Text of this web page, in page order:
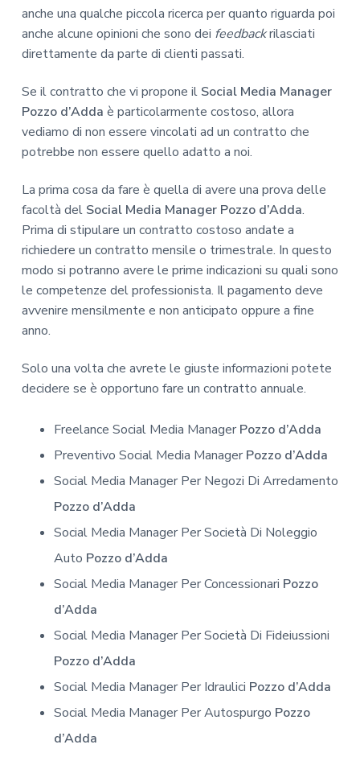
anche una qualche piccola ricerca per quanto riguarda poi
anche alcune opinioni che sono dei feedbackrilasciati
direttamente da parte di clienti passati.
Se il contratto che vi propone il Social Media Manager
Pozzo d’Adda è particolarmente costoso, allora
vediamo di non essere vincolati ad un contratto che
potrebbe non essere quello adatto a noi.
La prima cosa da fare è quella di avere una prova delle
facoltà del Social Media Manager Pozzo d’Adda.
Prima di stipulare un contratto costoso andate a
richiedere un contratto mensile o trimestrale. In questo
modo si potranno avere le prime indicazioni su quali sono
le competenze del professionista. Il pagamento deve
avvenire mensilmente e non anticipato oppure a fine
anno.
Solo una volta che avrete le giuste informazioni potete
decidere se è opportuno fare un contratto annuale.
Freelance Social Media Manager Pozzo d’Adda
Preventivo Social Media Manager Pozzo d’Adda
Social Media Manager Per Negozi Di Arredamento
Pozzo d’Adda
Social Media Manager Per Società Di Noleggio
Auto Pozzo d’Adda
Social Media Manager Per Concessionari Pozzo
d’Adda
Social Media Manager Per Società Di Fideiussioni
Pozzo d’Adda
Social Media Manager Per Idraulici Pozzo d’Adda
Social Media Manager Per Autospurgo Pozzo
d’Adda